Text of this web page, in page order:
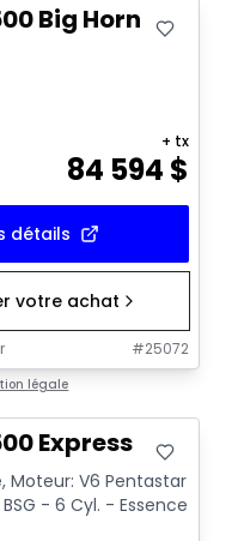
Big Horn
84 594 $
+ tx
détails
votre achat
#25072
légale
Express
Moteur: V6 Pentastar
- 6 Cyl. - Essence